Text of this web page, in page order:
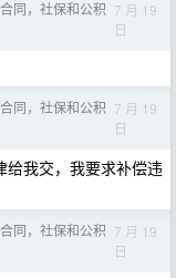
同，社保和公积 7 月 19
日
同，社保和公积 7 月 19
日
给我交，我要求补偿违
同，社保和公积 7 月 19
日